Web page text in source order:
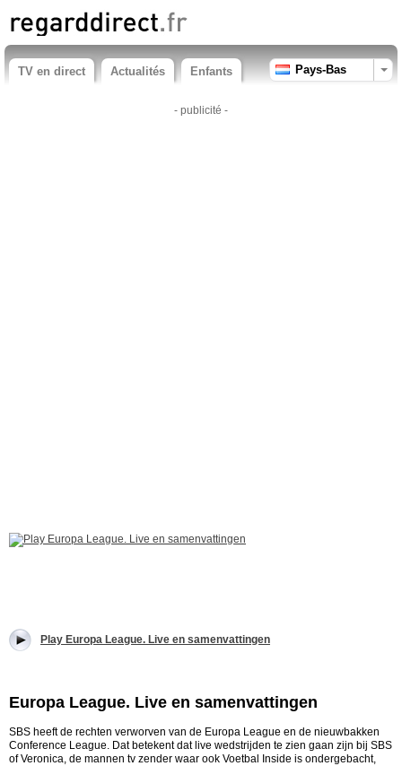
TV en direct Actualités Enfants Pays-Bas
- publicité -
Play Europa League. Live en samenvattingen
Europa League. Live en samenvattingen
SBS heeft de rechten verworven van de Europa League en de nieuwbakken
Conference League. Dat betekent dat live wedstrijden te zien gaan zijn bij SBS
of Veronica, de mannen tv zender waar ook Voetbal Inside is ondergebacht,